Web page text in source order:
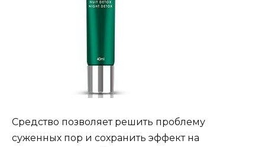
Средство позволяет решить проблему
суженных пор и сохранить эффект на